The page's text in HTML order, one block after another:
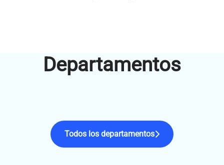
Departamentos
Todos los departamentos